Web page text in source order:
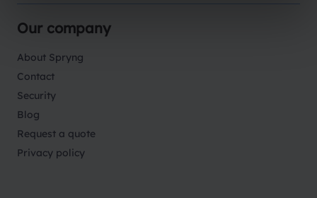
Our company
About Spryng
Contact
Security
Blog
Request a quote
Privacy policy